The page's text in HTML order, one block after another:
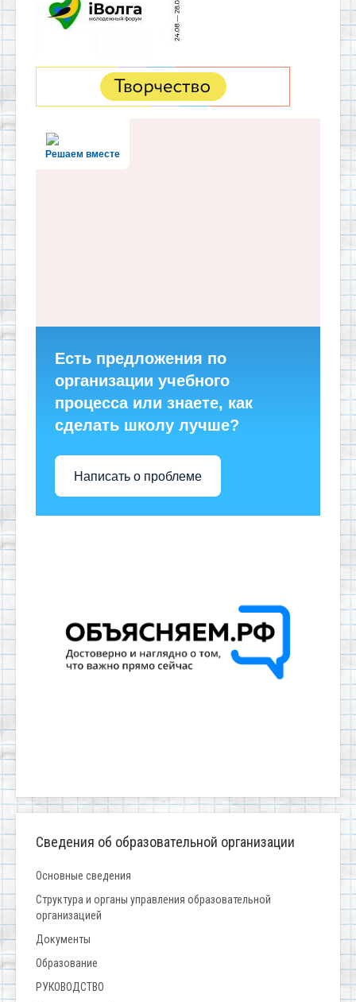
Решаем вместе
Есть предложения по
организации учебного
процесса или знаете, как
сделать школу лучше?
Написать о проблеме
Сведения об образовательной организации
Основные сведения
Структура и органы управления образовательной
организацией
Документы
Образование
РУКОВОДСТВО